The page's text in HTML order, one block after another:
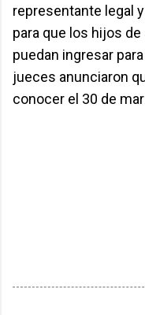
representante legal
para que los hijos
puedan ingresar
jueces anunciaron
conocer el 30 de